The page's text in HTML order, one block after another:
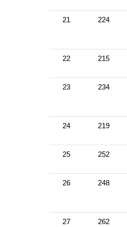
21 224
22 215
23 234
24 219
25 252
26 248
27 262